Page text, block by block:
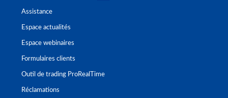
Assistance
Espace actualités
Espace webinaires
Formulaires clients
Outil de trading ProRealTime
Réclamations